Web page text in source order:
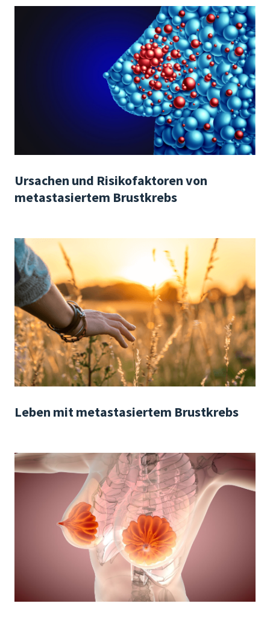
Ursachen und Risikofaktoren von
metastasiertem Brustkrebs
Leben mit metastasiertem Brustkrebs